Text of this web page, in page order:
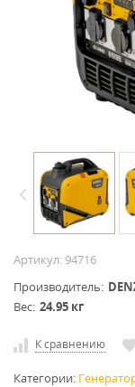
Артикул: 94716
Производитель
Вес 24.95 кг
К сравнению
Категории: